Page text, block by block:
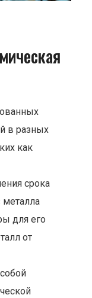
в разных
как
срока
для его
от